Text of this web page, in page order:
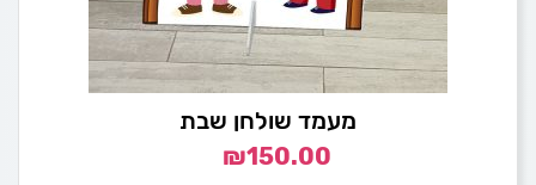
מעמד שולחן שבת
₪150.00